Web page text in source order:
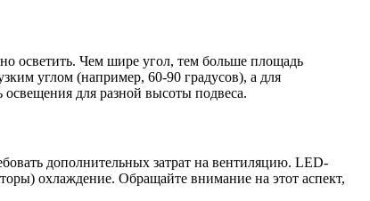
осветить. Чем шире угол, тем больше площадь
углом (например, 60-90 градусов), а для
для разной высоты подвеса.
дополнительных затрат на вентиляцию. LED-
охлаждение. Обращайте внимание на этот аспект,